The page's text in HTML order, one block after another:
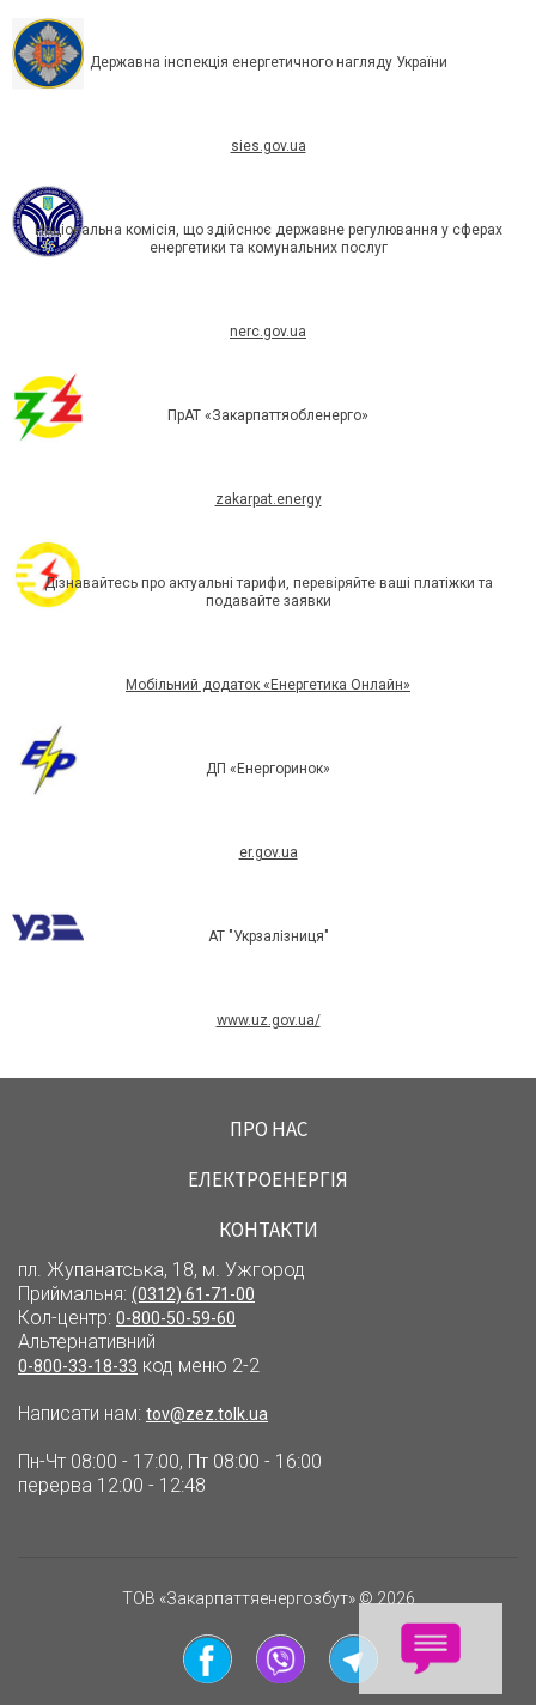
Державна інспекція енергетичного нагляду України
sies.gov.ua
Національна комісія, що здійснює державне регулювання у сферах
енергетики та комунальних послуг
nerc.gov.ua
ПрАТ «Закарпаттяобленерго»
zakarpat.energy
Дізнавайтесь про актуальні тарифи, перевіряйте ваші платіжки та
подавайте заявки
Мобільний додаток «Енергетика Онлайн»
ДП «Енергоринок»
er.gov.ua
АТ "Укрзалізниця"
www.uz.gov.ua/
ПРО НАС
ЕЛЕКТРОЕНЕРГІЯ
КОНТАКТИ
пл. Жупанатська, 18, м. Ужгород
Приймальня: (0312) 61-71-00
Кол-центр: 0-800-50-59-60
Альтернативний
0-800-33-18-33 код меню 2-2
Написати нам: tov@zez.tolk.ua
Пн-Чт 08:00 - 17:00, Пт 08:00 - 16:00
перерва 12:00 - 12:48
ТОВ «Закарпаттяенергозбут» © 2026